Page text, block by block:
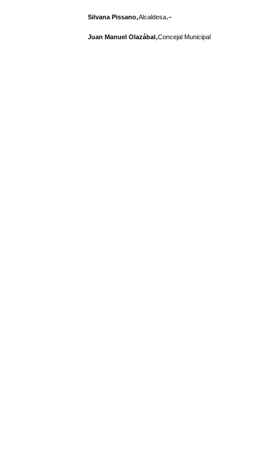
Silvana Pissano,Alcaldesa.-
Juan Manuel Olazábal,Concejal Municipal